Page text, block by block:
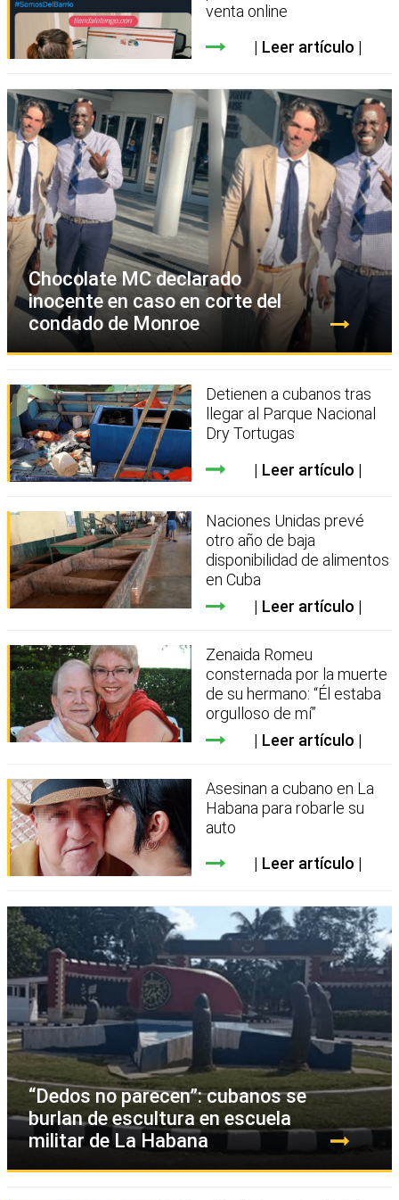
venta online
Leer artículo
Chocolate MC declarado
inocente en caso en corte del
condado de Monroe
Detienen a cubanos tras
llegar al Parque Nacional
Dry Tortugas
Leer artículo
Naciones Unidas prevé
otro año de baja
disponibilidad de alimentos
en Cuba
Leer artículo
Zenaida Romeu
consternada por la muerte
de su hermano: “Él estaba
orgulloso de mí”
Leer artículo
Asesinan a cubano en La
Habana para robarle su
auto
Leer artículo
“Dedos no parecen”: cubanos se
burlan de escultura en escuela
militar de La Habana